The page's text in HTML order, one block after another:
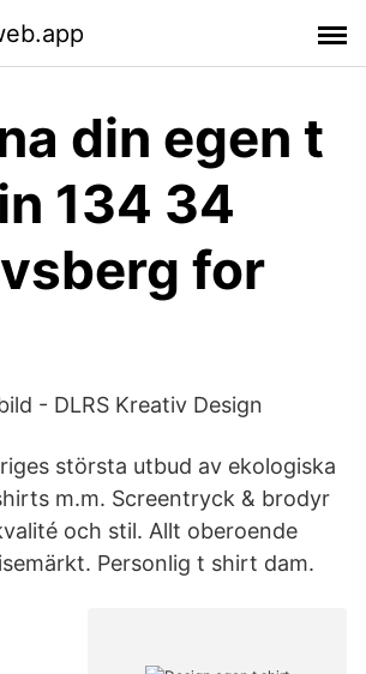
din egen t
134 34
for
- DLRS Kreativ Design
största utbud av ekologiska
m.m. Screentryck & brodyr
och stil. Allt oberoende
Personlig t shirt dam.